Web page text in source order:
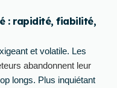
: rapidité, fiabilité,
et volatile. Les
abandonnent leur
longs. Plus inquiétant